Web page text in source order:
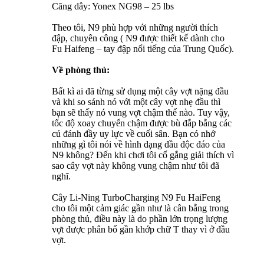
Căng dây: Yonex NG98 – 25 lbs
Theo tôi, N9 phù hợp với những người thích
đập, chuyên công ( N9 được thiết kế dành cho
Fu Haifeng – tay đập nổi tiếng của Trung Quốc).
Về phòng thủ:
Bất kì ai đã từng sử dụng một cây vợt nặng đầu
và khi so sánh nó với một cây vợt nhẹ đầu thì
bạn sẽ thấy nó vung vợt chậm thế nào. Tuy vậy,
tốc độ xoay chuyển chậm được bù đắp bằng các
cú đánh đầy uy lực về cuối sân. Bạn có nhớ
những gì tôi nói về hình dạng đầu độc đáo của
N9 không? Đến khi chơi tôi cố gắng giải thích vì
sao cây vợt này không vung chậm như tôi đã
nghĩ.
Cây Li-Ning TurboCharging N9 Fu HaiFeng
cho tôi một cảm giác gần như là cân bằng trong
phòng thủ, điều này là do phần lớn trọng lượng
vợt được phân bố gần khớp chữ T thay vì ở đầu
vợt.